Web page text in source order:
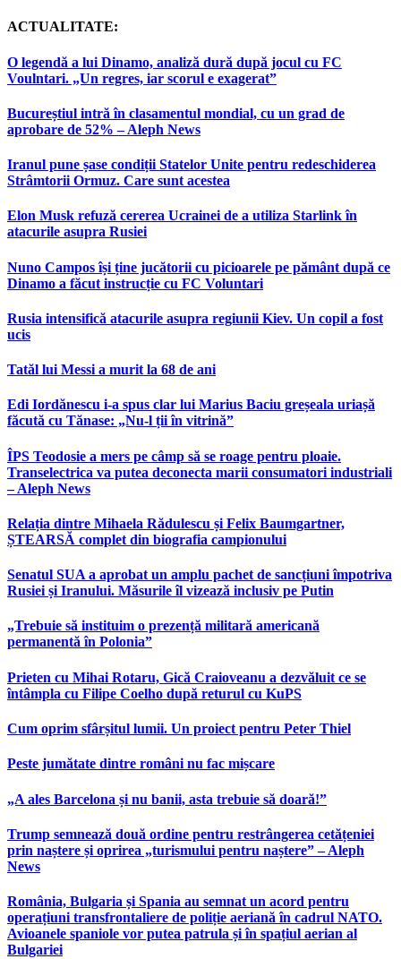
ACTUALITATE:
O legendă a lui Dinamo, analiză dură după jocul cu FC
Voulntari. „Un regres, iar scorul e exagerat”
Bucureștiul intră în clasamentul mondial, cu un grad de
aprobare de 52% – Aleph News
Iranul pune șase condiții Statelor Unite pentru redeschiderea
Strâmtorii Ormuz. Care sunt acestea
Elon Musk refuză cererea Ucrainei de a utiliza Starlink în
atacurile asupra Rusiei
Nuno Campos își ține jucătorii cu picioarele pe pământ după ce
Dinamo a făcut instrucție cu FC Voluntari
Rusia intensifică atacurile asupra regiunii Kiev. Un copil a fost
ucis
Tatăl lui Messi a murit la 68 de ani
Edi Iordănescu i-a spus clar lui Marius Baciu greșeala uriașă
făcută cu Tănase: „Nu-l ții în vitrină”
ÎPS Teodosie a mers pe câmp să se roage pentru ploaie.
Transelectrica va putea deconecta marii consumatori industriali
– Aleph News
Relația dintre Mihaela Rădulescu și Felix Baumgartner,
ȘTEARSĂ complet din biografia campionului
Senatul SUA a aprobat un amplu pachet de sancțiuni împotriva
Rusiei și Iranului. Măsurile îl vizează inclusiv pe Putin
„Trebuie să instituim o prezență militară americană
permanentă în Polonia”
Prieten cu Mihai Rotaru, Gică Craioveanu a dezvăluit ce se
întâmpla cu Filipe Coelho după returul cu KuPS
Cum oprim sfârșitul lumii. Un proiect pentru Peter Thiel
Peste jumătate dintre români nu fac mișcare
„A ales Barcelona și nu banii, asta trebuie să doară!”
Trump semnează două ordine pentru restrângerea cetățeniei
prin naștere și oprirea „turismului pentru naștere” – Aleph
News
România, Bulgaria și Spania au semnat un acord pentru
operațiuni transfrontaliere de poliție aeriană în cadrul NATO.
Avioanele spaniole vor putea patrula și în spațiul aerian al
Bulgariei